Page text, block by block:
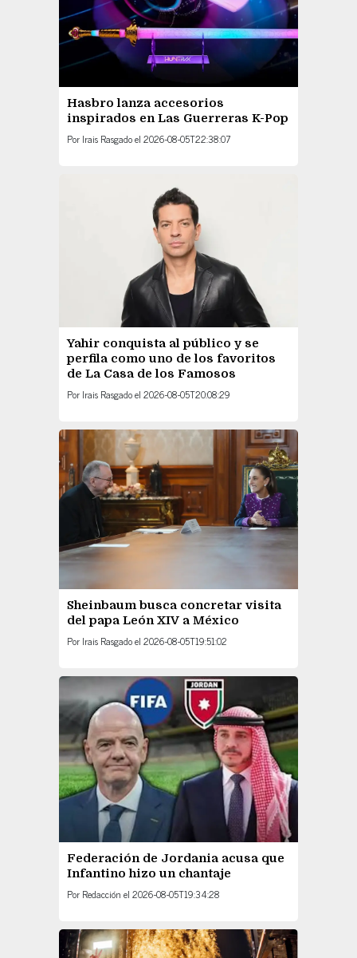
Hasbro lanza accesorios
inspirados en Las Guerreras K-Pop
Por Irais Rasgadoel 2026-08-05T22:38:07
Yahir conquista al público y se
perfila como uno de los favoritos
de La Casa de los Famosos
Por Irais Rasgadoel 2026-08-05T20:08:29
Sheinbaum busca concretar visita
del papa León XIV a México
Por Irais Rasgadoel 2026-08-05T19:51:02
Federación de Jordania acusa que
Infantino hizo un chantaje
Por Redacción el 2026-08-05T19:34:28